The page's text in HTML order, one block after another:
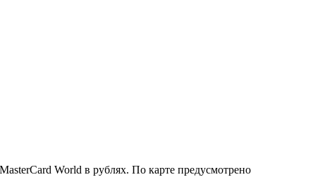
World в рублях. По карте предусмотрено